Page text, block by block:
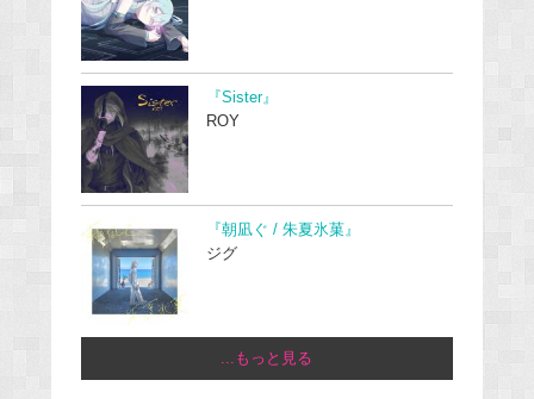
『Sister』
ROY
『朝凪ぐ / 朱夏氷菓』
ジグ
...もっと見る